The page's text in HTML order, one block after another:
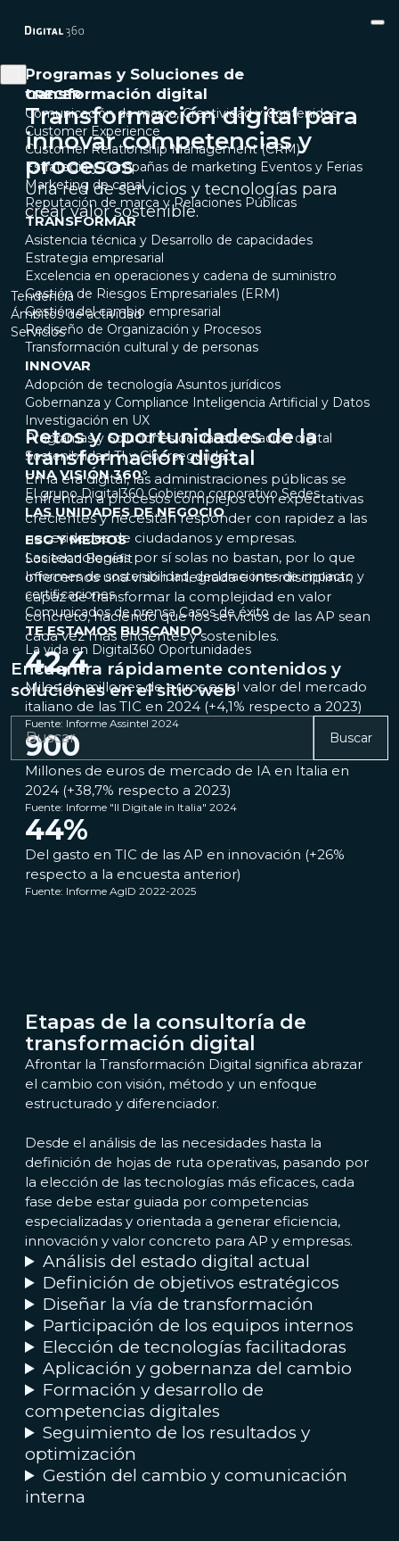
CRECER
Comunicación de marca, Creatividad y Contenidos
Customer Experience
Customer Relationship Management (CRM)
Estrategia y Campañas de marketing Eventos y Ferias
Marketing de canal
Reputación de marca y Relaciones Públicas
TRANSFORMAR
Asistencia técnica y Desarrollo de capacidades
Estrategia empresarial
Excelencia en operaciones y cadena de suministro
Gestión de Riesgos Empresariales (ERM)
Gestión del cambio empresarial
Rediseño de Organización y Procesos
Transformación cultural y de personas
INNOVAR
Adopción de tecnología Asuntos jurídicos
Gobernanza y Compliance Inteligencia Artificial y Datos
Investigación en UX
Programas y Soluciones de transformación digital
Sostenibilidad TI y Ciberseguridad
UNA VISIÓN 360°
El grupo Digital360 Gobierno corporativo Sedes
LAS UNIDADES DE NEGOCIO
ESG Y MEDIOS
Sociedad Benefit
Informes de sostenibilidad, declaraciones de impacto y
certificaciones
Comunicados de prensa Casos de éxito
TE ESTAMOS BUSCANDO
La vida en Digital360 Oportunidades
Encuentra rápidamente contenidos y
soluciones en el sitio web
Buscar
Programas y Soluciones de
transformación digital
Transformación digital para
innovar competencias y
procesos
Una red de servicios y tecnologías para
crear valor sostenible.
Tendencia
Ámbitos de actividad
Servicios
Retos y oportunidades de la
transformación digital
En la era digital, las administraciones públicas se
enfrentan a procesos complejos con expectativas
crecientes y necesitan responder con rapidez a las
necesidades de ciudadanos y empresas.
Las tecnologías por sí solas no bastan, por lo que
ofrecemos una visión integrada e interdisciplinar,
capaz de transformar la complejidad en valor
concreto, haciendo que los servicios de las AP sean
cada vez más eficientes y sostenibles.
42,4
Miles de millones de euros es el valor del mercado
italiano de las TIC en 2024 (+4,1% respecto a 2023)
Fuente: Informe Assintel 2024
900
Millones de euros de mercado de IA en Italia en
2024 (+38,7% respecto a 2023)
Fuente: Informe "Il Digitale in Italia" 2024
44%
Del gasto en TIC de las AP en innovación (+26%
respecto a la encuesta anterior)
Fuente: Informe AgID 2022-2025
Etapas de la consultoría de
transformación digital
Afrontar la Transformación Digital significa abrazar
el cambio con visión, método y un enfoque
estructurado y diferenciador.
Desde el análisis de las necesidades hasta la
definición de hojas de ruta operativas, pasando por
la elección de las tecnologías más eficaces, cada
fase debe estar guiada por competencias
especializadas y orientada a generar eficiencia,
innovación y valor concreto para AP y empresas.
Análisis del estado digital actual
Definición de objetivos estratégicos
Diseñar la vía de transformación
Participación de los equipos internos
Elección de tecnologías facilitadoras
Aplicación y gobernanza del cambio
Formación y desarrollo de
competencias digitales
Seguimiento de los resultados y
optimización
Gestión del cambio y comunicación
interna